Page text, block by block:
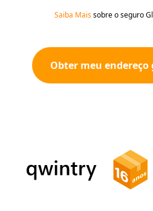
Saiba Maissobre o seguro
Obter meu endereço